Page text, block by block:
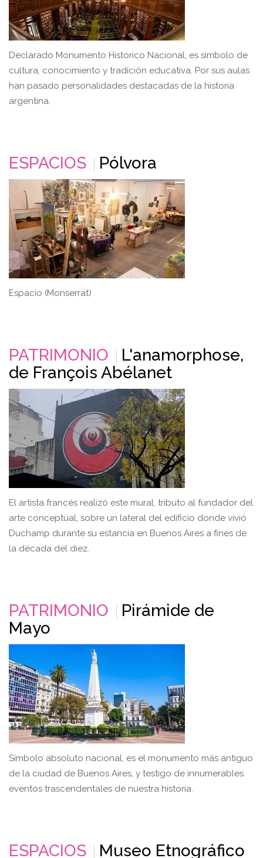
Declarado Monumento Histórico Nacional, es símbolo de
cultura, conocimiento y tradición educativa. Por sus aulas
han pasado personalidades destacadas de la historia
argentina.
ESPACIOS Pólvora
Espacio (Monserrat)
PATRIMONIO
L'anamorphose,
de François Abélanet
El artista francés realizó este mural, tributo al fundador del
arte conceptual, sobre un lateral del edificio donde vivió
Duchamp durante su estancia en Buenos Aires a fines de
la década del diez.
PATRIMONIO
Pirámide de
Mayo
Símbolo absoluto nacional, es el monumento más antiguo
de la ciudad de Buenos Aires, y testigo de innumerables
eventos trascendentales de nuestra historia.
ESPACIOS Museo Etnográfico